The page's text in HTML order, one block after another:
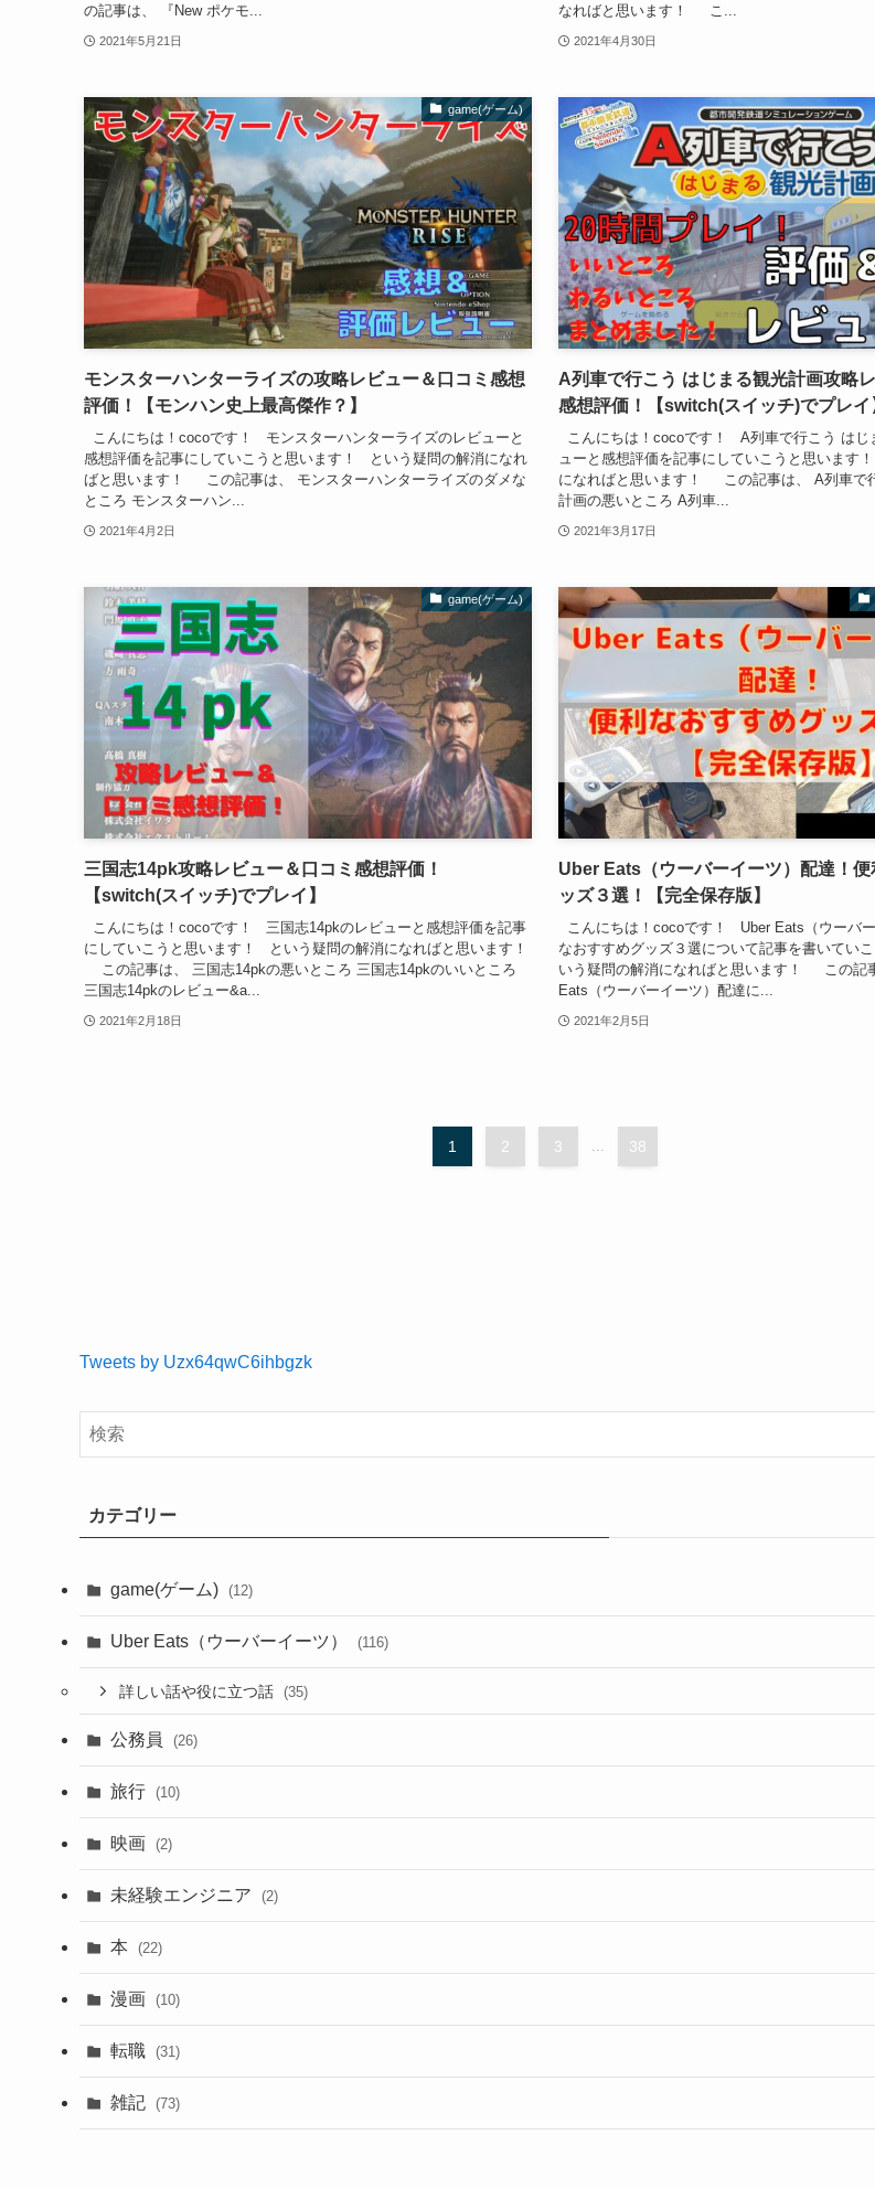
の記事は、 『New ポケモ...
2021年5月21日
なればと思います！ こ...
2021年4月30日
game(ゲーム)
モンスターハンターライズの攻略レビュー＆口コミ感想
評価！【モンハン史上最高傑作？】
こんにちは！cocoです！ モンスターハンターライズのレビューと
感想評価を記事にしていこうと思います！ という疑問の解消になれ
ばと思います！ この記事は、 モンスターハンターライズのダメな
ところ モンスターハン...
2021年4月2日
A列車で行こう はじまる観光計画攻略
感想評価！【switch(スイッチ)でプレイ
こんにちは！cocoです！ A列車で行こう はじ
ューと感想評価を記事にしていこうと思います
になればと思います！ この記事は、 A列車で
計画の悪いところ A列車...
2021年3月17日
game(ゲーム)
三国志14pk攻略レビュー＆口コミ感想評価！
【switch(スイッチ)でプレイ】
こんにちは！cocoです！ 三国志14pkのレビューと感想評価を記事
にしていこうと思います！ という疑問の解消になればと思います！
この記事は、 三国志14pkの悪いところ 三国志14pkのいいところ
三国志14pkのレビュー&a...
2021年2月18日
Uber Eats（ウーバーイーツ）配達！
ッズ３選！【完全保存版】
こんにちは！cocoです！ Uber Eats（ウーバ
なおすすめグッズ３選について記事を書いてい
いう疑問の解消になればと思います！ この記
Eats（ウーバーイーツ）配達に...
2021年2月5日
1 2 3 ... 38
Tweets by Uzx64qwC6ihbgzk
カテゴリー
game(ゲーム) (12)
Uber Eats（ウーバーイーツ） (116)
詳しい話や役に立つ話 (35)
公務員 (26)
旅行 (10)
映画 (2)
未経験エンジニア (2)
本 (22)
漫画 (10)
転職 (31)
雑記 (73)